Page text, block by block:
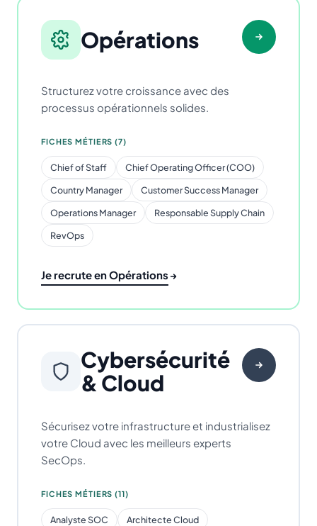
Opérations
Structurez votre croissance avec des
processus opérationnels solides.
FICHES MÉTIERS (7)
Chief of Staff
Chief Operating Officer (COO)
Country Manager
Customer Success Manager
Operations Manager
Responsable Supply Chain
RevOps
Je recrute en Opérations
Cybersécurité
& Cloud
Sécurisez votre infrastructure et industrialisez
votre Cloud avec les meilleurs experts
SecOps.
FICHES MÉTIERS (11)
Analyste SOC
Architecte Cloud